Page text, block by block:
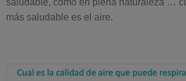
más saludable es el aire.